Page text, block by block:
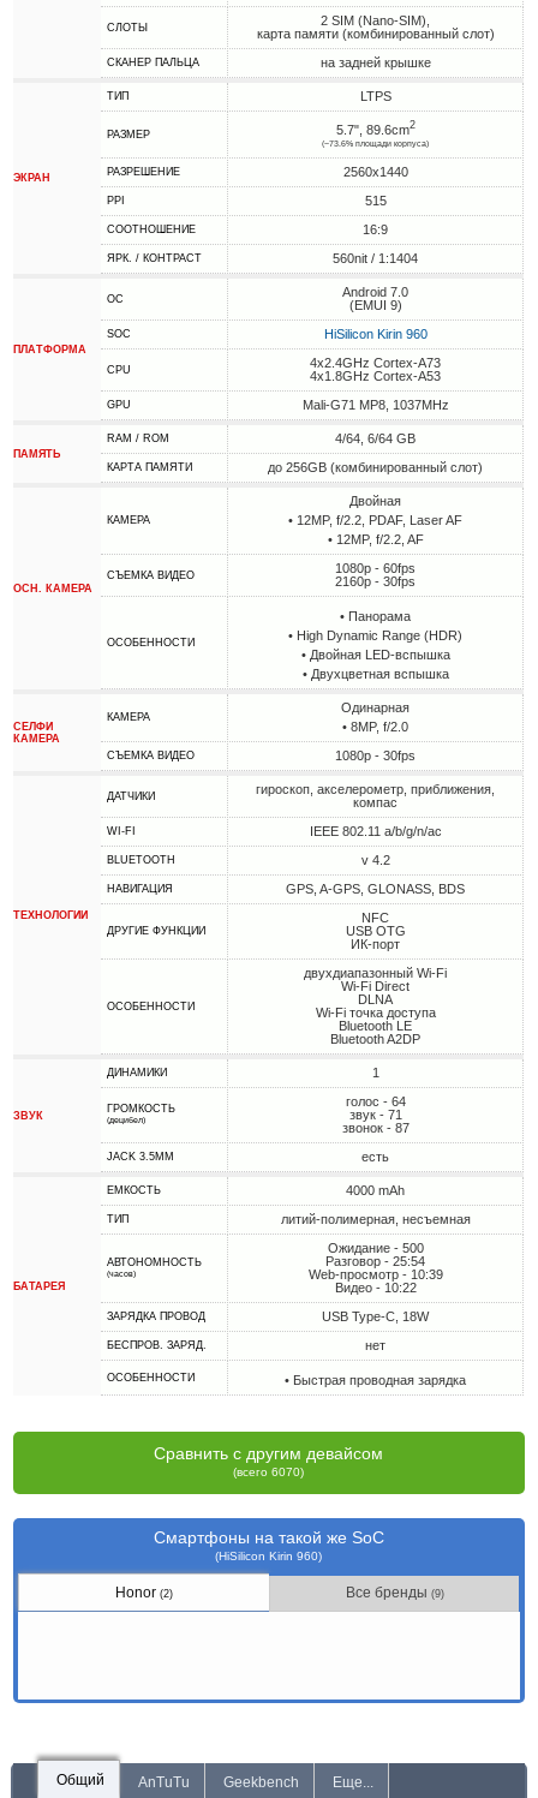
СЛОТЫ
2 SIM (Nano-SIM),
карта памяти (комбинированный слот)
СКАНЕР ПАЛЬЦА на задней крышке
ЭКРАН
ТИП LTPS
РАЗМЕР 5.7", 89.6cm2
(~73.6% площади корпуса)
РАЗРЕШЕНИЕ 2560x1440
PPI 515
СООТНОШЕНИЕ 16:9
ЯРК. / КОНТРАСТ 560nit / 1:1404
ПЛАТФОРМА
ОС
Android 7.0
(EMUI 9)
SOC HiSilicon Kirin 960
CPU
4x2.4GHz Cortex-A73
4x1.8GHz Cortex-A53
GPU Mali-G71 MP8, 1037MHz
ПАМЯТЬ
RAM / ROM 4/64, 6/64 GB
КАРТА ПАМЯТИ до 256GB (комбинированный слот)
ОСН. КАМЕРА
КАМЕРА
Двойная
• 12MP, f/2.2, PDAF, Laser AF
• 12MP, f/2.2, AF
СЪЕМКА ВИДЕО
1080p - 60fps
2160p - 30fps
ОСОБЕННОСТИ
• Панорама
• High Dynamic Range (HDR)
• Двойная LED-вспышка
• Двухцветная вспышка
СЕЛФИ
КАМЕРА
КАМЕРА
Одинарная
• 8MP, f/2.0
СЪЕМКА ВИДЕО 1080p - 30fps
ТЕХНОЛОГИИ
ДАТЧИКИ
гироскоп, акселерометр, приближения,
компас
WI-FI IEEE 802.11 a/b/g/n/ac
BLUETOOTH v 4.2
НАВИГАЦИЯ GPS, A-GPS, GLONASS, BDS
ДРУГИЕ ФУНКЦИИ
NFC
USB OTG
ИК-порт
ОСОБЕННОСТИ
двухдиапазонный Wi-Fi
Wi-Fi Direct
DLNA
Wi-Fi точка доступа
Bluetooth LE
Bluetooth A2DP
ЗВУК
ДИНАМИКИ 1
ГРОМКОСТЬ
(децибел)
голос - 64
звук - 71
звонок - 87
JACK 3.5MM есть
БАТАРЕЯ
ЕМКОСТЬ 4000 mAh
ТИП литий-полимерная, несъемная
АВТОНОМНОСТЬ
(часов)
Ожидание - 500
Разговор - 25:54
Web-просмотр - 10:39
Видео - 10:22
ЗАРЯДКА ПРОВОД USB Type-C, 18W
БЕСПРОВ. ЗАРЯД. нет
ОСОБЕННОСТИ • Быстрая проводная зарядка
Сравнить с другим девайсом
(всего 6070)
Смартфоны на такой же SoC
(HiSilicon Kirin 960)
Honor(2) Все бренды (9)
Общий AnTuTu Geekbench Еще...